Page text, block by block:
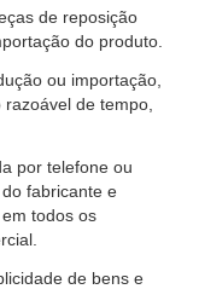
de reposição
do produto.
ou importação,
de tempo,
por telefone ou
fabricante e
todos os
de bens e